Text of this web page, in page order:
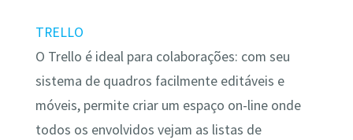
TRELLO
O Trello é ideal para colaborações: com seu
sistema de quadros facilmente editáveis e
móveis, permite criar um espaço on-line onde
todos os envolvidos vejam as listas de